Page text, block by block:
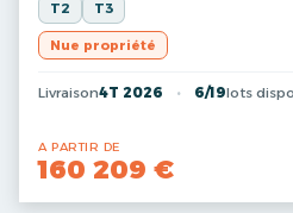
T2 T3
Nue propriété
Livraison4T 2026 6/19lots dispo
A PARTIR DE
160 209 €